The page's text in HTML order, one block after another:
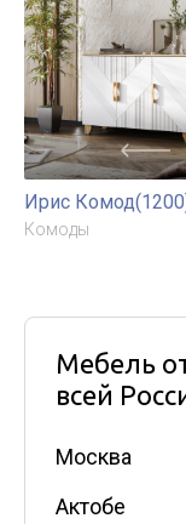
Ирис
Комоды
Мебель
всей
Москва
Актобе